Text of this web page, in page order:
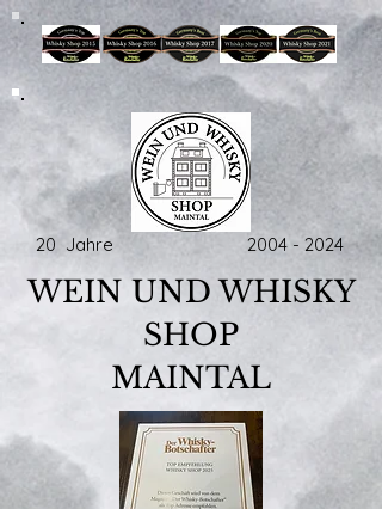
20 Jahre 2004 - 2024
WEIN UND WHISKY
SHOP
MAINTAL